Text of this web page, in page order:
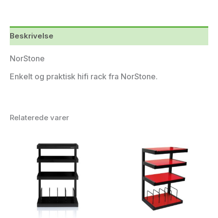
Beskrivelse
NorStone
Enkelt og praktisk hifi rack fra NorStone.
Relaterede varer